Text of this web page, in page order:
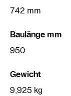
742 mm
Baulänge mm
950
Gewicht
9,925 kg